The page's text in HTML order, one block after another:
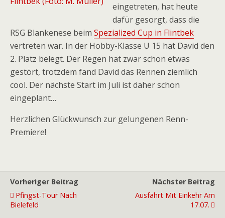
eingetreten, hat heute
dafür gesorgt, dass die
RSG Blankenese beim Spezialized Cup in Flintbek
vertreten war. In der Hobby-Klasse U 15 hat David den
2. Platz belegt. Der Regen hat zwar schon etwas
gestört, trotzdem fand David das Rennen ziemlich
cool. Der nächste Start im Juli ist daher schon
eingeplant…
Herzlichen Glückwunsch zur gelungenen Renn-
Premiere!
Vorheriger Beitrag
Pfingst-Tour Nach
Bielefeld
Nächster Beitrag
Ausfahrt Mit Einkehr Am
17.07.